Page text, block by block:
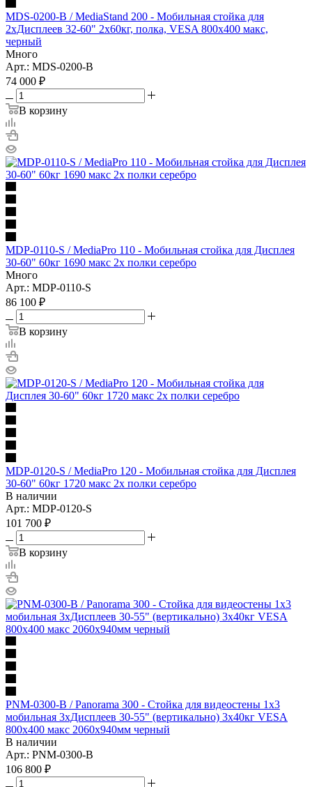
MDS-0200-B / MediaStand 200 - Мобильная стойка для
2xДисплеев 32-60" 2x60кг, полка, VESA 800x400 макс,
черный
Много
Арт.: MDS-0200-B
74 000 ₽
В корзину
MDP-0110-S / MediaPro 110 - Мобильная стойка для Дисплея
30-60" 60кг 1690 макс 2х полки серебро
Много
Арт.: MDP-0110-S
86 100 ₽
В корзину
MDP-0120-S / MediaPro 120 - Мобильная стойка для Дисплея
30-60" 60кг 1720 макс 2х полки серебро
В наличии
Арт.: MDP-0120-S
101 700 ₽
В корзину
PNM-0300-B / Panorama 300 - Стойка для видеостены 1x3
мобильная 3xДисплеев 30-55" (вертикально) 3x40кг VESA
800x400 макс 2060x940мм черный
В наличии
Арт.: PNM-0300-B
106 800 ₽